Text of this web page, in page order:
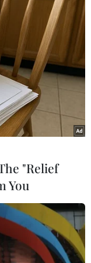
Đa
TP. Hà Nội
"Relief
You